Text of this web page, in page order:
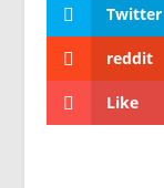
Twitter
reddit
Like